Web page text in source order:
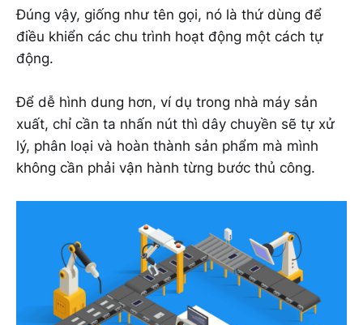
Đúng vậy, giống như tên gọi, nó là thứ dùng để
điều khiển các chu trình hoạt động một cách tự
động.
Để dễ hình dung hơn, ví dụ trong nhà máy sản
xuất, chỉ cần ta nhấn nút thì dây chuyền sẽ tự xử
lý, phân loại và hoàn thành sản phẩm mà mình
không cần phải vận hành từng bước thủ công.